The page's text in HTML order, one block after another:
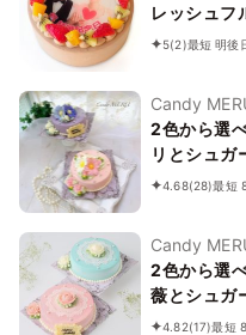
レッシュフ
生チョコク
5(2)最短 明後
Candy
2色から選
リとシュガ
ズ】
4.68(28)最短
Candy
2色から選
薇とシュガ
15cm】
4.82(17)最短